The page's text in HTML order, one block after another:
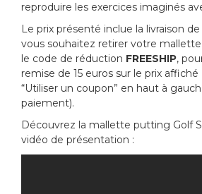
reproduire les exercices imaginés
Le prix présenté inclue la livraison
vous souhaitez retirer votre
le code de réduction FREESHIP,
remise de 15 euros sur le prix affiché
“Utiliser un coupon” en haut à
paiement).
Découvrez la mallette putting Golf
vidéo de présentation :